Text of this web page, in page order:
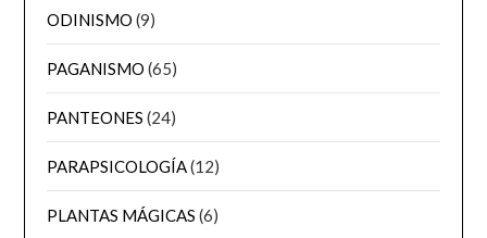
ODINISMO (9)
PAGANISMO (65)
PANTEONES (24)
PARAPSICOLOGÍA(12)
PLANTAS MÁGICAS (6)